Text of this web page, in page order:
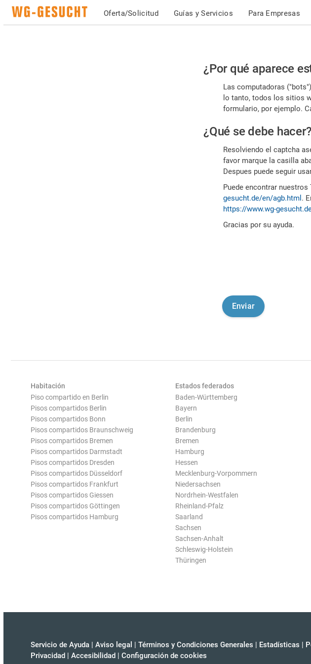
Oferta/Solicitud Guías y Servicios Para Empresas
Por
favor,
confirme
es
humano
¿Por qué aparece
Las computadoras
lo tanto, todos los sitios
formulario, por ejemplo.
¿Qué se debe hacer?
Resolviendo el captcha
favor marque la casilla
Despues puede seguir
Puede encontrar
gesucht.de/en/agb.html .
https://www.wg-
Gracias por su ayuda.
Habitación
Piso compartido en Berlin
Pisos compartidos Berlin
Pisos compartidos Bonn
Pisos compartidos Braunschweig
Pisos compartidos Bremen
Pisos compartidos Darmstadt
Pisos compartidos Dresden
Pisos compartidos Düsseldorf
Pisos compartidos Frankfurt
Pisos compartidos Giessen
Pisos compartidos Göttingen
Pisos compartidos Hamburg
Estados federados
Baden-Württemberg
Bayern
Berlin
Brandenburg
Bremen
Hamburg
Hessen
Mecklenburg-Vorpommern
Niedersachsen
Nordrhein-Westfalen
Rheinland-Pfalz
Saarland
Sachsen
Sachsen-Anhalt
Schleswig-Holstein
Thüringen
Servicio de Ayuda | Aviso legal | Términos y Condiciones Generales | Estadísticas |
Privacidad | Accesibilidad | Configuración de cookies